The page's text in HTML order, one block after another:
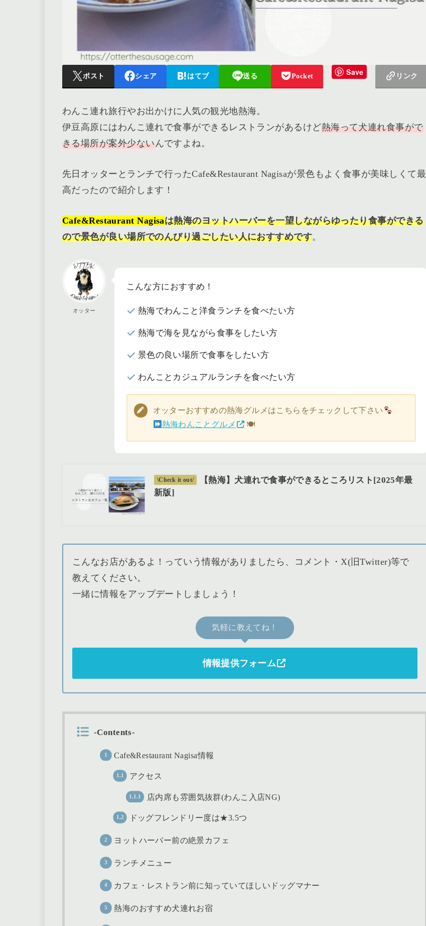
ポスト シェア はてブ 送る Pocket Save リンク
わんこ連れ旅行やお出かけに人気の観光地熱海。
伊豆高原にはわんこ連れで食事ができるレストランがあるけど熱海って犬連れ食事がで
きる場所が案外少ないんですよね。
先日オッターとランチで行ったCafe&Restaurant Nagisaが景色もよく食事が美味しくて最
高だったので紹介します！
Cafe&Restaurant Nagisaは熱海のヨットハーバーを一望しながらゆったり食事ができる
ので景色が良い場所でのんびり過ごしたい人におすすめです。
オッター
こんな方におすすめ！
熱海でわんこと洋食ランチを食べたい方
熱海で海を見ながら食事をしたい方
景色の良い場所で食事をしたい方
わんことカジュアルランチを食べたい方
オッターおすすめの熱海グルメはこちらをチェックして下さい
熱海わんことグルメ
🍽
\Check it out/
【熱海】犬連れで食事ができるところリスト[2025年最
新版]
こんなお店があるよ！っていう情報がありましたら、コメント・X(旧Twitter)等で
教えてください。
一緒に情報をアップデートしましょう！
気軽に教えてね！
情報提供フォーム
-Contents-
Cafe&Restaurant Nagisa情報
アクセス
店内席も雰囲気抜群(わんこ入店NG)
ドッグフレンドリー度は★3.5つ
ヨットハーバー前の絶景カフェ
ランチメニュー
カフェ・レストラン前に知っていてほしいドッグマナー
熱海のおすすめ犬連れお宿